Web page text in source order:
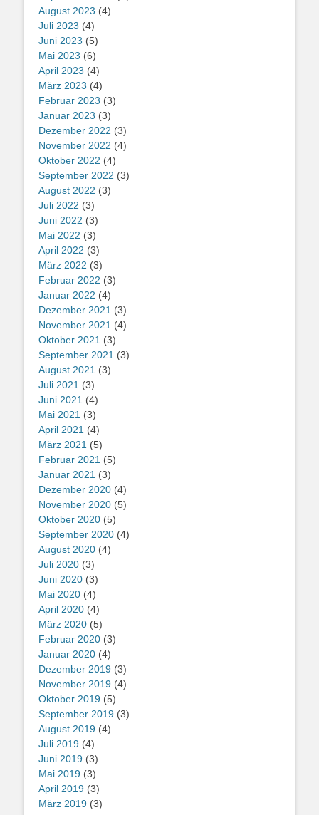
August 2023 (4)
Juli 2023 (4)
Juni 2023 (5)
Mai 2023 (6)
April 2023 (4)
März 2023 (4)
Februar 2023 (3)
Januar 2023 (3)
Dezember 2022 (3)
November 2022 (4)
Oktober 2022 (4)
September 2022 (3)
August 2022 (3)
Juli 2022 (3)
Juni 2022 (3)
Mai 2022 (3)
April 2022 (3)
März 2022 (3)
Februar 2022 (3)
Januar 2022 (4)
Dezember 2021 (3)
November 2021 (4)
Oktober 2021 (3)
September 2021 (3)
August 2021 (3)
Juli 2021 (3)
Juni 2021 (4)
Mai 2021 (3)
April 2021 (4)
März 2021 (5)
Februar 2021 (5)
Januar 2021 (3)
Dezember 2020 (4)
November 2020 (5)
Oktober 2020 (5)
September 2020 (4)
August 2020 (4)
Juli 2020 (3)
Juni 2020 (3)
Mai 2020 (4)
April 2020 (4)
März 2020 (5)
Februar 2020 (3)
Januar 2020 (4)
Dezember 2019 (3)
November 2019 (4)
Oktober 2019 (5)
September 2019 (3)
August 2019 (4)
Juli 2019 (4)
Juni 2019 (3)
Mai 2019 (3)
April 2019 (3)
März 2019 (3)